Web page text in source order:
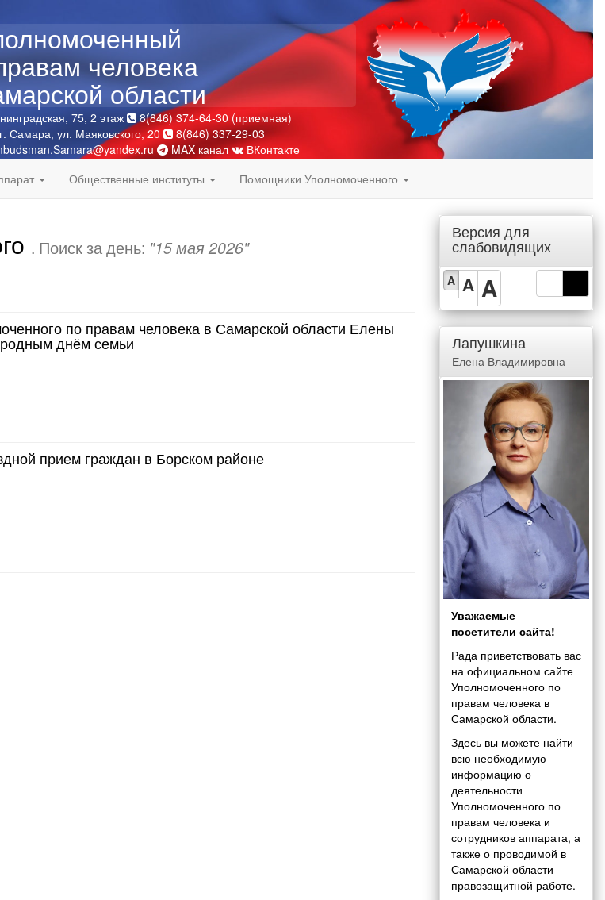
человека
области
75, 2 этаж
8(846) 374-64-30 (приемная)
Самара, ул. Маяковского, 20
8(846) 337-29-03
MAX канал ВКонтакте
Общественные институты Помощники Уполномоченного
. Поиск за день: "15 мая 2026"
по правам человека в Самарской области Елены
днём семьи
прием граждан в Борском районе
Версия для
слабовидящих
A A A
Лапушкина
Елена Владимировна
Уважаемые
посетители сайта!
Рада приветствовать вас
на официальном сайте
Уполномоченного по
правам человека в
Самарской области.
Здесь вы можете найти
всю необходимую
информацию о
деятельности
Уполномоченного по
правам человека и
сотрудников аппарата, а
также о проводимой в
Самарской области
правозащитной работе.